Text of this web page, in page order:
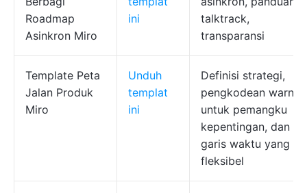
Roadmap
Asinkron Miro
ini
talktrack,
transparansi
Template Peta
Jalan Produk
Miro
Unduh
templat
ini
Definisi strategi,
pengkodean warna
untuk pemangku
kepentingan, dan
garis waktu yang
fleksibel